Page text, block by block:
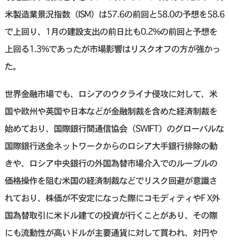
米製造業景況指数（ISM）は57.6の前回と58.0の予想を58.6
で上回り、1月の建設支出の前日比も0.2%の前回と予想を
上回る1.3%であったが市場影響はリスクオフの方が強かっ
た。
世界金融市場でも、ロシアのウクライナ侵攻に対して、米
国や欧州や英国や日本などが金融制裁を含めた経済制裁を
始めており、国際銀行間通信協会（SWIFT）のグローバルな
国際銀行送金ネットワークからのロシア大手銀行排除の動
きや、ロシア中央銀行の外国為替市場介入でのルーブルの
価格操作を阻む米国の経済制裁などでリスク回避が意識さ
れており、株価が不安定になった際にコモディティやF X外
国為替取引に米ドル建ての投資が行くことがあり、その際
にも流動性が高いドルが主要通貨に対して買われ、対円や